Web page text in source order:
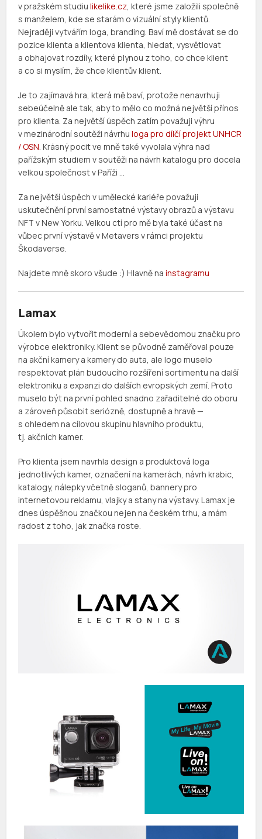
v pražském studiulikelike.cz, které jsme založili společně
s manželem, kde se starám o vizuální styly klientů.
Nejraději vytvářím loga, branding. Baví mě dostávat se do
pozice klienta a klientova klienta, hledat, vysvětlovat
a obhajovat rozdíly, které plynou z toho, co chce klient
a co si myslím, že chce klientův klient.
Je to zajímavá hra, která mě baví, protože nenavrhuji
sebeúčelně ale tak, aby to mělo co možná největší přínos
pro klienta. Za největší úspěch zatím považuji výhru
v mezinárodní soutěži návrhuloga pro dílčí projekt UNHCR
/ OSN. Krásný pocit ve mně také vyvolala výhra nad
pařížským studiem v soutěži na návrh katalogu pro docela
velkou společnost v Paříži …
Za největší úspěch v umělecké kariéře považuji
uskutečnění první samostatné výstavy obrazů a výstavu
NFT v New Yorku. Velkou ctí pro mě byla také účast na
vůbec první výstavě v Metavers v rámci projektu
Škodaverse.
Najdete mně skoro všude :) Hlavně nainstagramu
Lamax
Úkolem bylo vytvořit moderní a sebevědomou značku pro
výrobce elektroniky. Klient se původně zaměřoval pouze
na akční kamery a kamery do auta, ale logo muselo
respektovat plán budoucího rozšíření sortimentu na další
elektroniku a expanzi do dalších evropských zemí. Proto
muselo být na první pohled snadno zařaditelné do oboru
a zároveň působit seriózně, dostupně a hravě —
s ohledem na cílovou skupinu hlavního produktu,
tj. akčních kamer.
Pro klienta jsem navrhla design a produktová loga
jednotlivých kamer, označení na kamerách, návrh krabic,
katalogy, nálepky včetně sloganů, bannery pro
internetovou reklamu, vlajky a stany na výstavy. Lamax je
dnes úspěšnou značkou nejen na českém trhu, a mám
radost z toho, jak značka roste.